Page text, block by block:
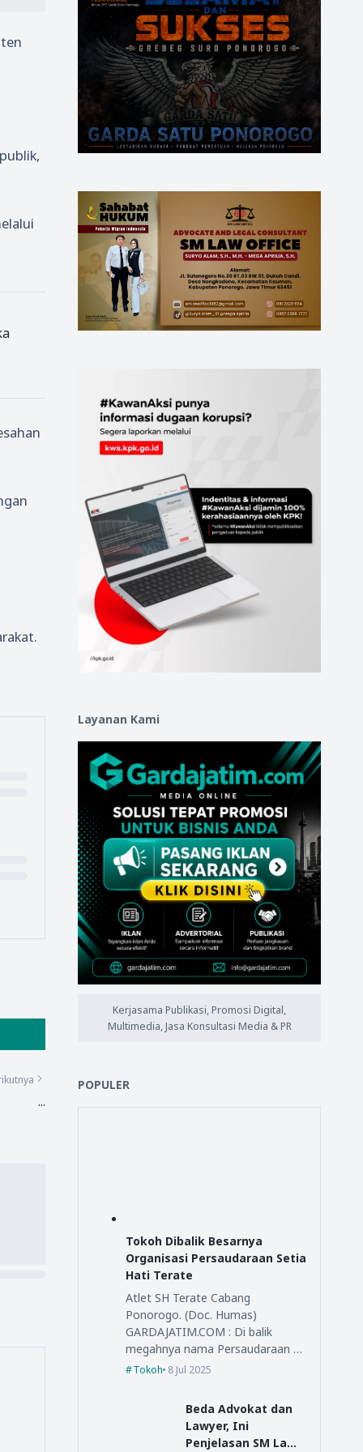
...
Layanan Kami
Kerjasama Publikasi, Promosi Digital,
Multimedia, Jasa Konsultasi Media & PR
POPULER
Tokoh Dibalik Besarnya
Organisasi Persaudaraan Setia
Hati Terate
Atlet SH Terate Cabang
Ponorogo. (Doc. Humas)
GARDAJATIM.COM : Di balik
megahnya nama Persaudaraan …
Tokoh 8 Jul 2025
Beda Advokat dan
Lawyer, Ini
Penjelasan SM Law